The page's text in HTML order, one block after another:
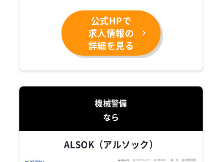
公式HPで
求人情報の
詳細を見る
機械警備
なら
ALSOK（アルソック）